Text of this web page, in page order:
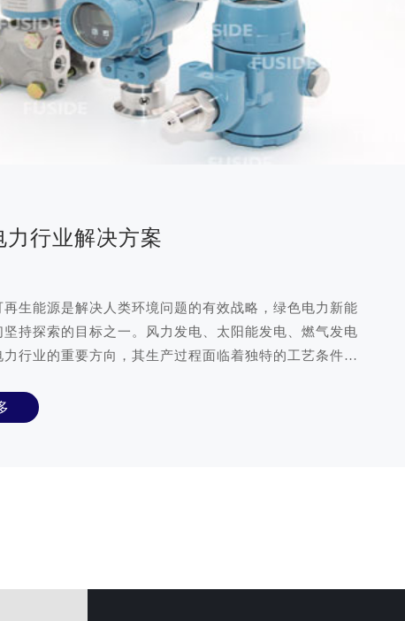
力行业解决方案
再生能源是解决人类环境问题的有效战略，绿色电力新能
坚持探索的目标之一。风力发电、太阳能发电、燃气发电
力行业的重要方向，其生产过程面临着独特的工艺条件及